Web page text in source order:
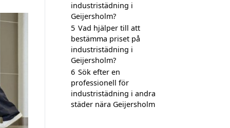
industristädning i
Geijersholm?
5 Vad hjälper till att
bestämma priset på
industristädning i
Geijersholm?
6 Sök efter en
professionell för
industristädning i andra
städer nära Geijersholm